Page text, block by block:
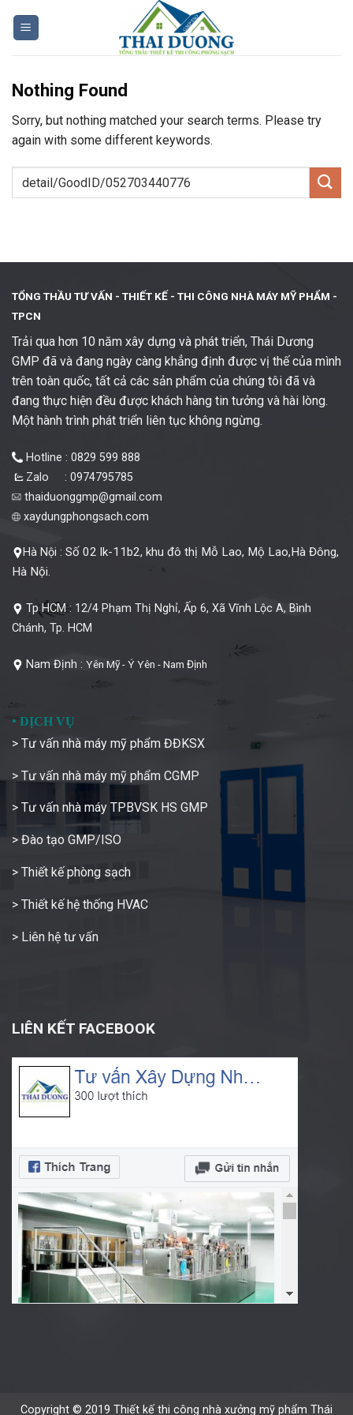
Nothing Found
Sorry, but nothing matched your search terms. Please try
again with some different keywords.
TỔNG THẦU TƯ VẤN - THIẾT KẾ - THI CÔNG NHÀ MÁY MỸ PHẨM -
TPCN
Trải qua hơn 10 năm xây dựng và phát triển, Thái Dương
GMP đã và đang ngày càng khẳng định được vị thế của mình
trên toàn quốc, tất cả các sản phẩm của chúng tôi đã và
đang thực hiện đều được khách hàng tin tưởng và hài lòng.
Một hành trình phát triển liên tục không ngừng.
Hotline : 0829 599 888
Zalo : 0974795785
thaiduonggmp@gmail.com
xaydungphongsach.com
Hà Nội : Số 02 lk-11b2, khu đô thị Mỗ Lao, Mộ Lao,Hà Đông,
Hà Nội.
Tp HCM : 12/4 Phạm Thị Nghỉ, Ấp 6, Xã Vĩnh Lộc A, Bình
Chánh, Tp. HCM
Nam Định : Yên Mỹ - Ý Yên - Nam Định
• DỊCH VỤ
> Tư vấn nhà máy mỹ phẩm ĐĐKSX
> Tư vấn nhà máy mỹ phẩm CGMP
> Tư vấn nhà máy TPBVSK HS GMP
> Đào tạo GMP/ISO
> Thiết kế phòng sạch
> Thiết kế hệ thống HVAC
> Liên hệ tư vấn
LIÊN KẾT FACEBOOK
Copyright © 2019 Thiết kế thi công nhà xưởng mỹ phẩm Thái